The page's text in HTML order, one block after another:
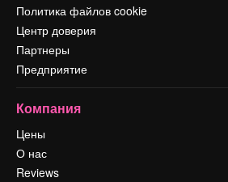
Политика файлов cookie
Центр доверия
Партнеры
Предприятие
Компания
Цены
О нас
Reviews